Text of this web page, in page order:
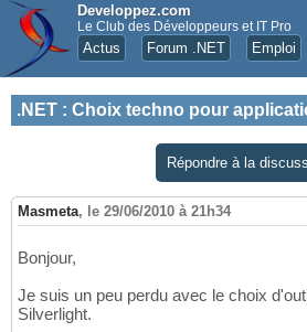
Developpez.com
Le Club des Développeurs et IT Pro
Actus Forum .NET Emploi
.NET : Choix techno pour
Répondre à la
Masmeta, le 29/06/2010 à 21h34
Bonjour,
Je suis un peu perdu avec le choix
Silverlight.